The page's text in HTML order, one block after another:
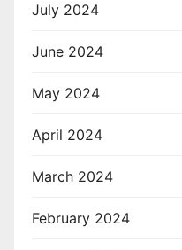
July 2024
June 2024
May 2024
April 2024
March 2024
February 2024